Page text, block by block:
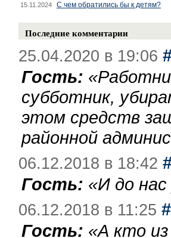
15.11.2024 С чем обратились бы к детям?
Последние комментарии
25.04.2020 в 19:06
Гость: «
субботник,
этом средств
районной
06.12.2018 в 18:42
Гость: «И до
06.12.2018 в 11:25 #
Гость: «А кто